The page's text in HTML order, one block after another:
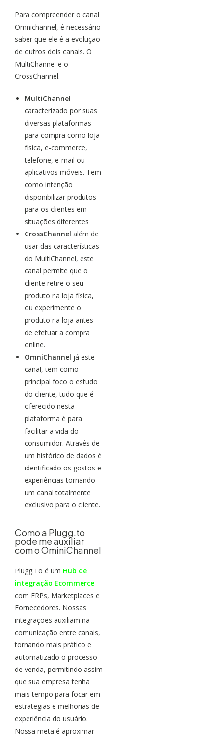
Para compreender o canal
Omnichannel, é necessário
saber que ele é a evolução
de outros dois canais. O
MultiChannel e o
CrossChannel.
MultiChannel
caracterizado por suas
diversas plataformas
para compra como loja
física, e-commerce,
telefone, e-mail ou
aplicativos móveis. Tem
como intenção
disponibilizar produtos
para os clientes em
situações diferentes
CrossChannel além de
usar das características
do MultiChannel, este
canal permite que o
cliente retire o seu
produto na loja física,
ou experimente o
produto na loja antes
de efetuar a compra
online.
OmniChannel já este
canal, tem como
principal foco o estudo
do cliente, tudo que é
oferecido nesta
plataforma é para
facilitar a vida do
consumidor. Através de
um histórico de dados é
identificado os gostos e
experiências tornando
um canal totalmente
exclusivo para o cliente.
Como a Plugg.to
pode me auxiliar
com o OminiChannel
Plugg.To é um Hub de
integração Ecommerce
com ERPs, Marketplaces e
Fornecedores. Nossas
integrações auxiliam na
comunicação entre canais,
tornando mais prático e
automatizado o processo
de venda, permitindo assim
que sua empresa tenha
mais tempo para focar em
estratégias e melhorias de
experiência do usuário.
Nossa meta é aproximar